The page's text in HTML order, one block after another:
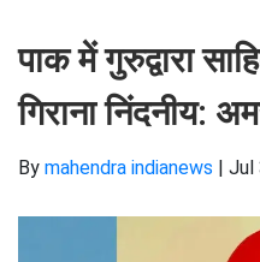
पाक में गुरुद्वारा
गिराना निंदनीय:
By mahendra indianews | Jul